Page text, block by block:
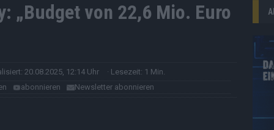
„Budget von 22,6 Mio. Euro
20.08.2025, 12:14 Uhr
· Lesezeit: 1 Min.
abonnieren Newsletter abonnieren